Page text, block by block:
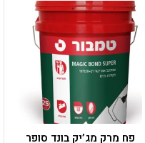
פח מרק מג’יק בונד סופר
זה
יש
מספר
סוגים.
ניתן
לבחור
את
האפשרויות
בעמוד